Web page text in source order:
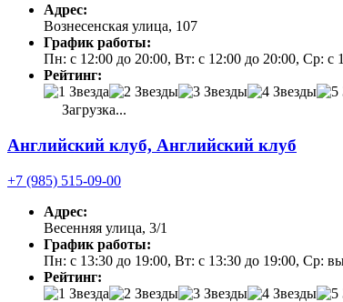
Адрес:
Вознесенская улица, 107
График работы:
Пн: с 12:00 до 20:00, Вт: с 12:00 до 20:00, Ср: с
Рейтинг:
Загрузка...
Английский клуб, Английский клуб
+7 (985) 515-09-00
Адрес:
Весенняя улица, 3/1
График работы:
Пн: с 13:30 до 19:00, Вт: с 13:30 до 19:00, Ср:
Рейтинг: